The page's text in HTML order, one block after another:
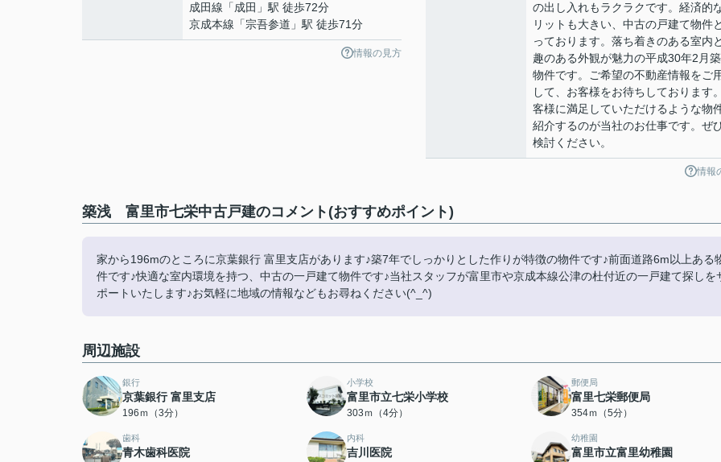
成田線 「成田 」駅 徒歩72分
京成本線 「宗吾参道 」駅 徒歩71分
情報の見方
の出し入れもラクラクです。経済的
リットも大きい、中古の戸建て物件
っております。落ち着きのある室内と
趣のある外観が魅力の平成30年2月
物件です。ご希望の不動産情報をご
して、お客様をお待ちしております
客様に満足していただけるような物
紹介するのが当社のお仕事です。ぜ
検討ください。
情報
築浅 富里市七栄中古戸建のコメント(おすすめポイント)
家から196mのところに京葉銀行 富里支店があります♪築7年でしっかりとした作りが特徴の物件です♪前面道路6m以上ある
件です♪快適な室内環境を持つ、中古の一戸建て物件です♪当社スタッフが富里市や京成本線公津の杜付近の一戸建て探しを
ポートいたします♪お気軽に地域の情報などもお尋ねください(^_^)
周辺施設
銀行
京葉銀行 富里支店
196ｍ（3分）
小学校
富里市立七栄小学校
303ｍ（4分）
郵便局
富里七栄郵便局
354ｍ（5分）
歯科
青木歯科医院
内科
吉川医院
幼稚園
富里市立富里幼稚園